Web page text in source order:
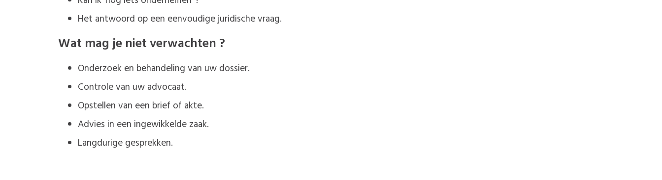
Het antwoord op een eenvoudige juridische vraag.
Wat mag je niet verwachten ?
Onderzoek en behandeling van uw dossier.
Controle van uw advocaat.
Opstellen van een brief of akte.
Advies in een ingewikkelde zaak.
Langdurige gesprekken.